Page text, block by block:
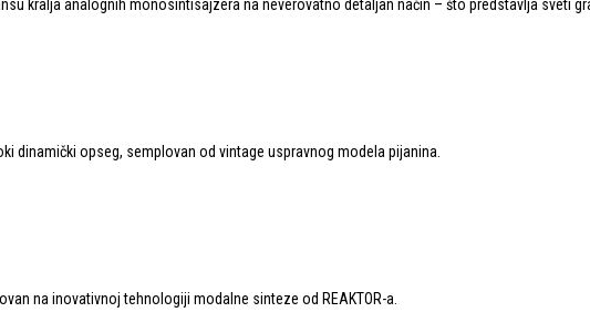
kralja analognih monosintisajzera na neverovatno detaljan način – što predstavlja sveti
dinamički opseg, semplovan od vintage uspravnog modela pijanina.
na inovativnoj tehnologiji modalne sinteze od REAKTOR-a.